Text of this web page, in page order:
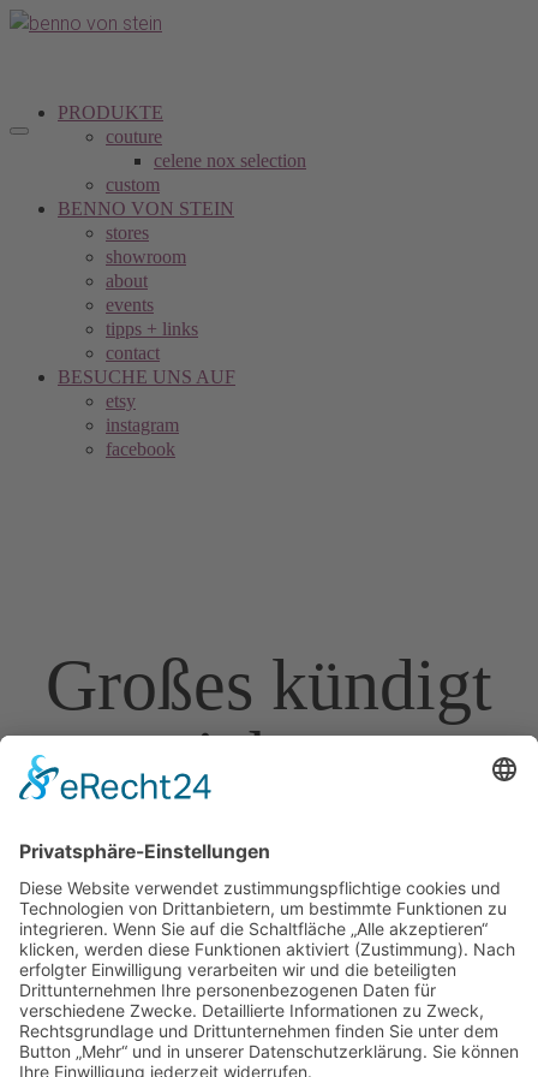
PRODUKTE
couture
celene nox selection
custom
BENNO VON STEIN
stores
showroom
about
events
tipps + links
contact
BESUCHE UNS AUF
etsy
instagram
facebook
Großes kündigt
sich an
Hier bahnt sich etwas Großes an! Unser Shop ist in
Arbeit und wird bald veröffentlicht!